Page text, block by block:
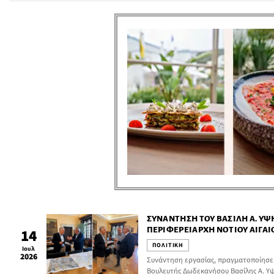
Παππάς, προτείνοντας την
14
Ιουλ
2026
ΣΥΝΆΝΤΗΣΗ ΤΟΥ ΒΑΣΊΛΗ Α.
ΠΕΡΙΦΕΡΕΙΆΡΧΗ ΝΟΤΊΟΥ
ΓΙΏΡΓΟ ΧΑΤΖΗΜΆΡΚΟ
ΠΟΛΙΤΙΚΗ
Συνάντηση εργασίας,
Βουλευτής Δωδεκανήσου Βασίλης Α.